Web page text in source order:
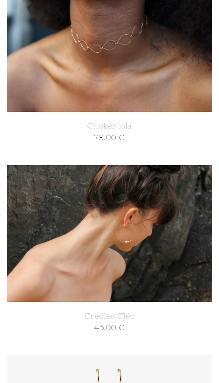
Choker lola
78,00 €
Créoles Cléo
45,00 €